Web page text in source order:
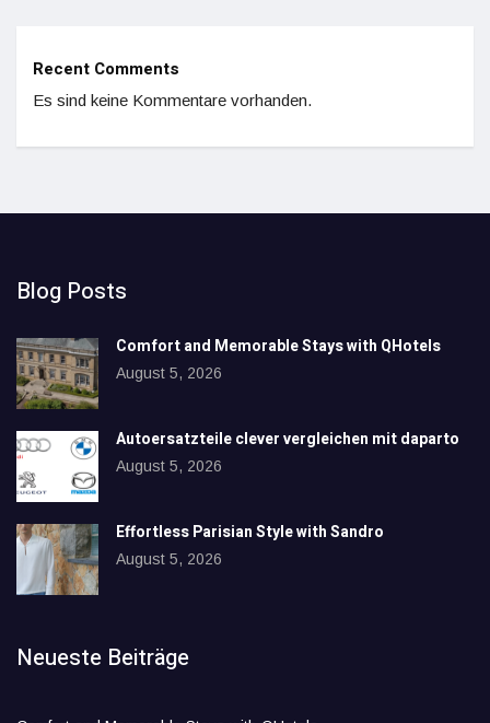
Recent Comments
Es sind keine Kommentare vorhanden.
Blog Posts
Comfort and Memorable Stays with QHotels
August 5, 2026
Autoersatzteile clever vergleichen mit daparto
August 5, 2026
Effortless Parisian Style with Sandro
August 5, 2026
Neueste Beiträge